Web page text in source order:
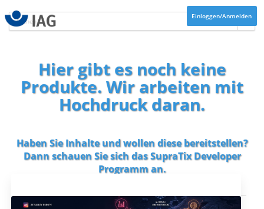
Einloggen/Anmelden
Hier gibt es noch keine
Produkte. Wir arbeiten mit
Hochdruck daran.
Haben Sie Inhalte und wollen diese bereitstellen?
Dann schauen Sie sich dasSupraTix Developer
Programman.